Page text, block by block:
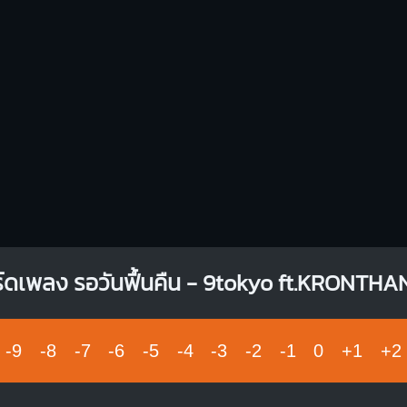
เพลง รอวันฟื้นคืน - 9tokyo
-9 -8 -7 -6 -5 -4 -3 -2 -1 0 +1 +2